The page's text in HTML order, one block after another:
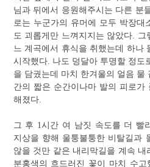
님과 뒤에서 응원해주시는 다른 분
로는 누군가의 유머에 모두 박장대
도 괴롭게만 느껴지지는 않았다.
느 계곡에서 휴식을 취했는데 하나
시작했다. 나도 덩달아 투명할 정도
을 담궜는데 마치 한겨울의 얼음 물
간의 짧은 순간이나마 발의 피로가
해졌다.
그 후 1시간 여 남짓 속도를 더 빨
지상을 향해 울퉁불퉁한 비탈길과
않을 것만 같은 내리막길을 계속
분홍색의 흐드러진 꽃이 마치 수